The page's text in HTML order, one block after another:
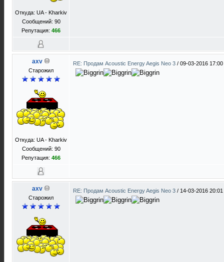
Откуда: UA - Kharkiv
Сообщений: 90
Репутация: 466
axv
Старожил
Откуда: UA - Kharkiv
Сообщений: 90
Репутация: 466
RE: Продам Acoustic Energy Aegis Neo 3 / 09-03-2016 17:00
axv
Старожил
RE: Продам Acoustic Energy Aegis Neo 3 / 14-03-2016 20:01